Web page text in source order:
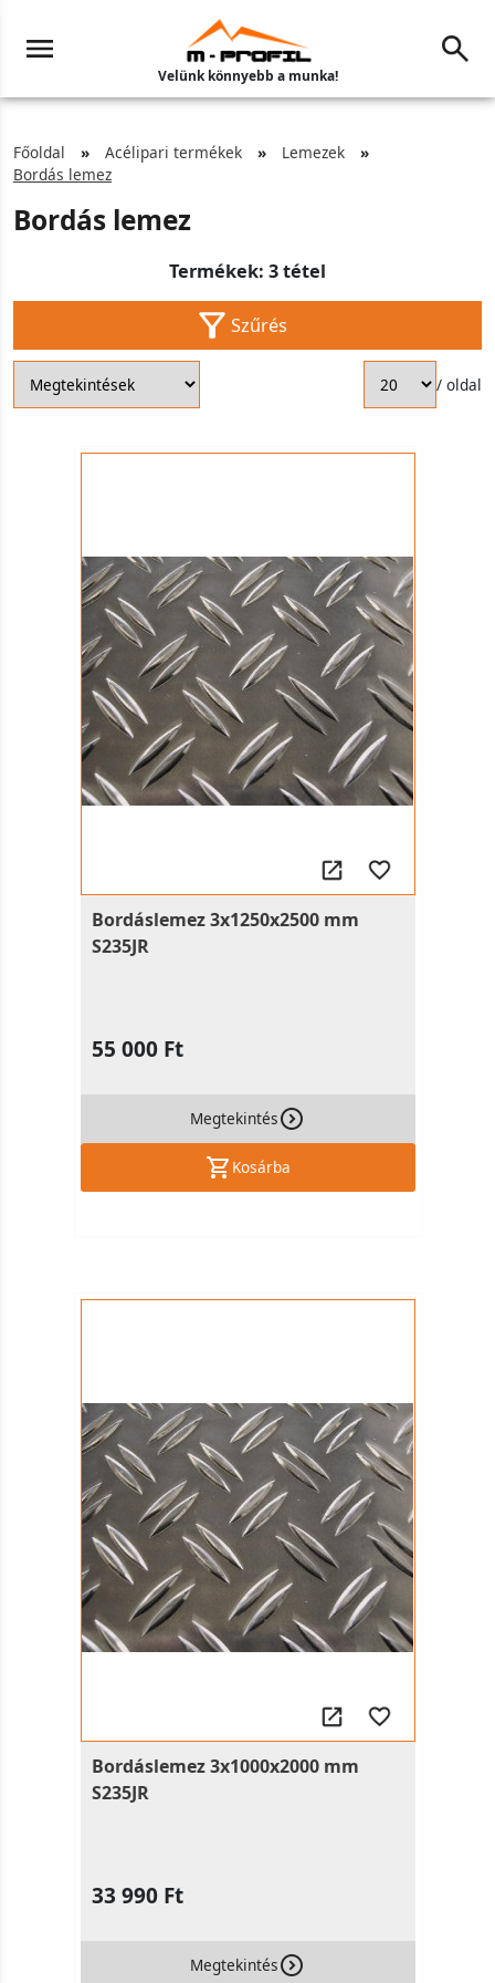
Velünk könnyebb a munka!
Főoldal Acélipari termékek
Lemezek
Bordás lemez
Bordás lemez
Termékek: 3 tétel
Szűrés
/ oldal
Bordáslemez 3x1250x2500 mm
S235JR
55 000 Ft
Megtekintés
Kosárba
Bordáslemez 3x1000x2000 mm
S235JR
33 990 Ft
Megtekintés